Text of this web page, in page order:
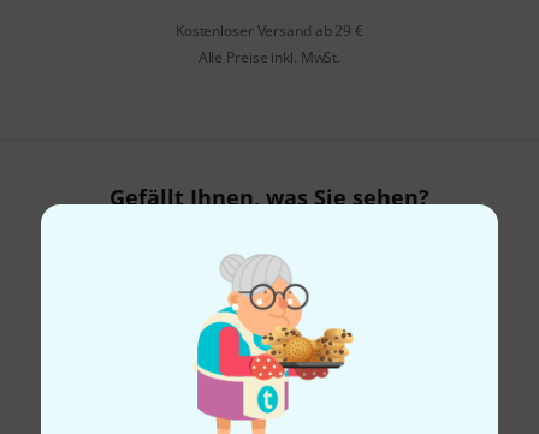
Kostenloser Versand ab 29 €
Alle Preise inkl. MwSt.
Gefällt Ihnen, was Sie sehen?
Hilfe & Feedback